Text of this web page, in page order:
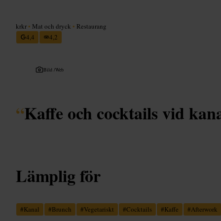
krkr • Mat och dryck • Restaurang
4,4
4,2
Bild /Web
“Kaffe och cocktails vid
Lämplig för
#Kanal #Brunch #Vegetariskt #Cocktails #Kaffe #Afterwork